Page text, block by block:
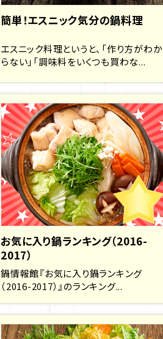
簡単！エスニック気分の鍋料理
エスニック料理というと、「作り方がわか
らない」「調味料をいくつも買わな...
お気に入り鍋ランキング（2016-
2017）
鍋情報館『お気に入り鍋ランキング
（2016-2017）』のランキング...